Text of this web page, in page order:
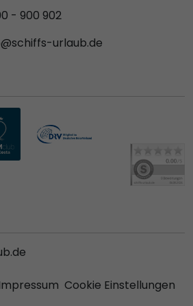
- 900 902
urlaub.de
Cookie Einstellungen